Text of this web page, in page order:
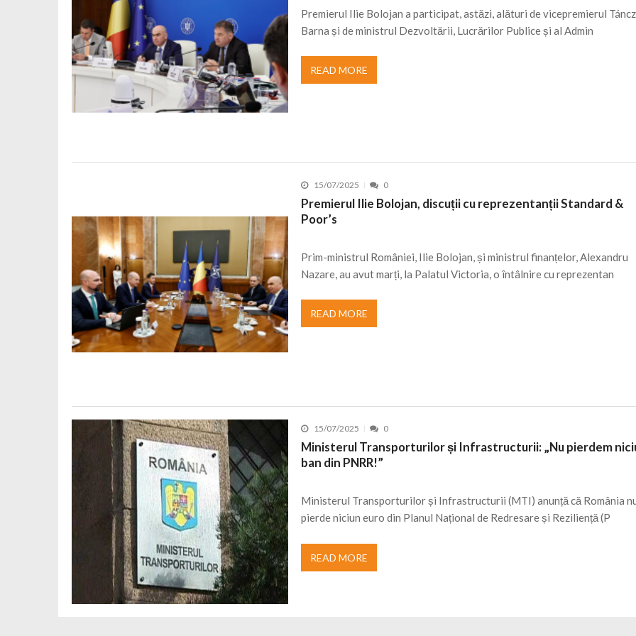
Premierul Ilie Bolojan a participat, astăzi, alături de vicepremierul
Barna și de ministrul Dezvoltării, Lucrărilor Publice și al Admin
READ MORE
15/07/2025 0
Premierul Ilie Bolojan, discuții cu reprezentanții Standard &
Poor’s
Prim-ministrul României, Ilie Bolojan, și ministrul finanțelor, Alexandru
Nazare, au avut marți, la Palatul Victoria, o întâlnire cu reprezentan
READ MORE
15/07/2025 0
Ministerul Transporturilor și Infrastructurii: „Nu pierdem
ban din PNRR!”
Ministerul Transporturilor și Infrastructurii (MTI) anunță că România
pierde niciun euro din Planul Național de Redresare și Reziliență (P
READ MORE